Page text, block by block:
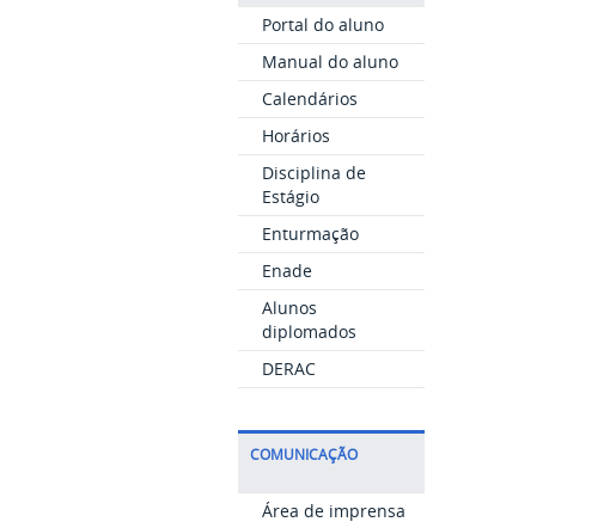
Portal do aluno
Manual do aluno
Calendários
Horários
Disciplina de
Estágio
Enturmação
Enade
Alunos
diplomados
DERAC
COMUNICAÇÃO
Área de imprensa